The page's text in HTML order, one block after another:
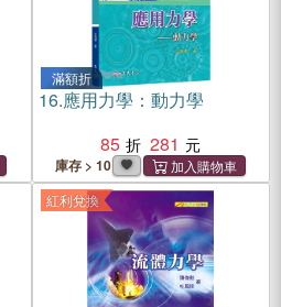
滿額折
16.應用力學：動力學
85
281
庫存 > 10
紅利兌換